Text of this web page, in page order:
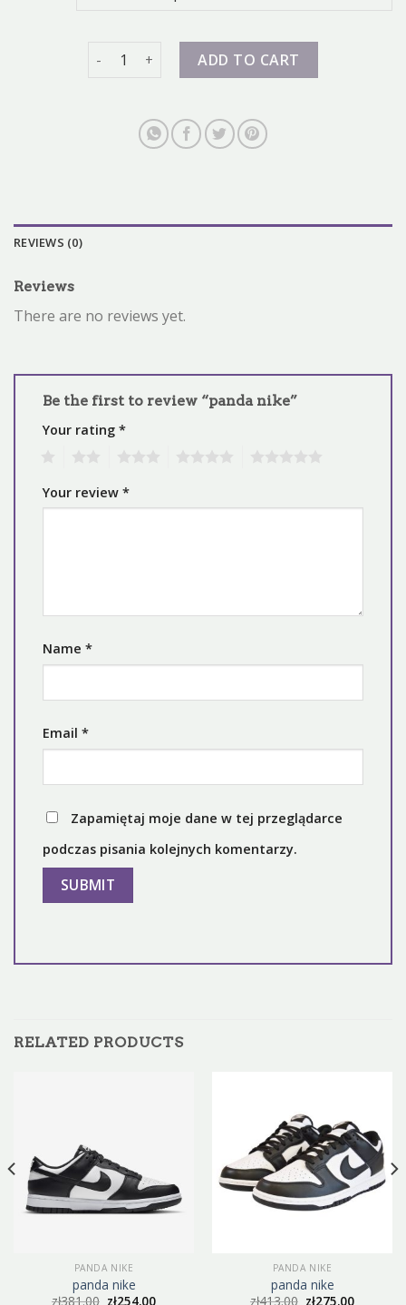
panda nike quantityADD TO CART
REVIEWS (0)
Reviews
There are no reviews yet.
Be the first to review “panda nike”
Your rating *
Your review *
Name *
Email *
Zapamiętaj moje dane w tej przeglądarce
podczas pisania kolejnych komentarzy.
RELATED PRODUCTS
PANDA NIKE
panda nike
zł381.00 zł254.00
PANDA NIKE
panda nike
zł413.00 zł275.00